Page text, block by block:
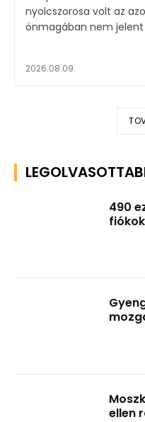
nyolcszorosa volt az
önmagában nem jelent
2026.08.09.
490
ellen